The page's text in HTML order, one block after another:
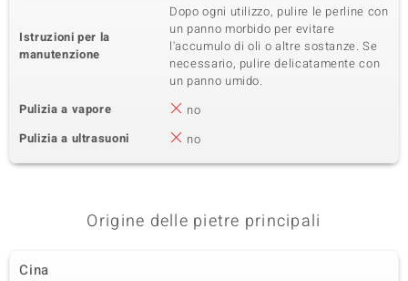
Istruzioni per la
manutenzione
Dopo ogni utilizzo, pulire le perline con
un panno morbido per evitare
l'accumulo di oli o altre sostanze. Se
necessario, pulire delicatamente con
un panno umido.
Pulizia a vapore
no
Pulizia a ultrasuoni
no
Origine delle pietre principali
Cina